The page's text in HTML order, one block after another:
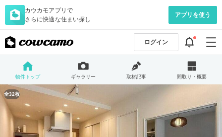
カウカモアプリで
さらに快適な住まい探し
アプリを使う
ログイン
物件トップ ギャラリー 取材記事 間取り・概要
全32枚